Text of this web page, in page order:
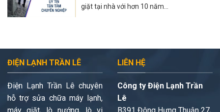
giặt tại nhà với hơn 10 năm...
ĐIỆN LẠNH TRẦN LÊ
Điện Lạnh Trần Lê chuyên
hỗ trợ sửa chữa máy lạnh,
LIÊN HỆ
Công ty Điện Lạnh Trần
Lê